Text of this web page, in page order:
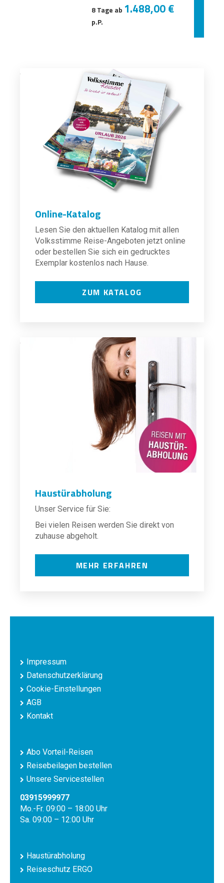
8 Tage ab 1.488,00 €
p.P.
Online-Katalog
Lesen Sie den aktuellen Katalog mit allen
Volksstimme Reise-Angeboten jetzt online
oder bestellen Sie sich ein gedrucktes
Exemplar kostenlos nach Hause.
ZUM KATALOG
Haustürabholung
Unser Service für Sie:
Bei vielen Reisen werden Sie direkt von
zuhause abgeholt.
MEHR ERFAHREN
Impressum
Datenschutzerklärung
Cookie-Einstellungen
AGB
Kontakt
Abo Vorteil-Reisen
Reisebeilagen bestellen
Unsere Servicestellen
03915999977
Mo.-Fr. 09:00 – 18:00 Uhr
Sa. 09:00 – 12:00 Uhr
Haustürabholung
Reiseschutz ERGO